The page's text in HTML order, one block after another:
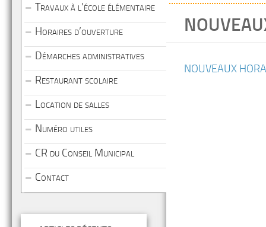
NOUVEAUX
Travaux à l’école élémentaire
Horaires d’ouverture
Démarches administratives
Restaurant scolaire
Location de salles
Numéro utiles
CR du Conseil Municipal
Contact